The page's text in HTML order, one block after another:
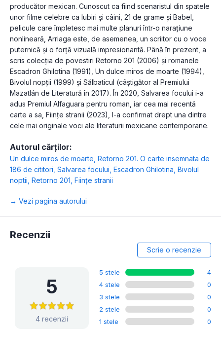
producător mexican. Cunoscut ca fiind scenaristul din spatele
unor filme celebre ca Iubiri și câini, 21 de grame și Babel,
pelicule care împletesc mai multe planuri într-o narațiune
nonlineară, Arriaga este, de asemenea, un scriitor cu o voce
puternică și o forță vizuală impresionantă. Până în prezent, a
scris colecția de povestiri Retorno 201 (2006) și romanele
Escadron Ghilotina (1991), Un dulce miros de moarte (1994),
Bivolul nopții (1999) și Sălbaticul (câștigător al Premiului
Mazatlán de Literatură în 2017). În 2020, Salvarea focului i-a
adus Premiul Alfaguara pentru roman, iar cea mai recentă
carte a sa, Ființe stranii (2023), l-a confirmat drept una dintre
cele mai originale voci ale literaturii mexicane contemporane.
Autorul cărților:
Un dulce miros de moarte Retorno 201. O carte insemnata de
186 de cititori Salvarea focului Escadron Ghilotina Bivolul
noptii Retorno 201 Ființe stranii
→ Vezi pagina autorului
Recenzii
Scrie o recenzie
5
4 recenzii
5 stele
4
4 stele
0
3 stele
0
2 stele
0
1 stele
0